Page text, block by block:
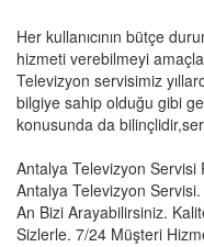
Her kullanıcının bütçe
hizmeti verebilmeyi
Televizyon servisimiz
bilgiye sahip olduğu gibi
konusunda da
Antalya Televizyon Servisi
Antalya Televizyon
An Bizi Arayabilirsiniz.
Sizlerle. 7/24 Müşteri